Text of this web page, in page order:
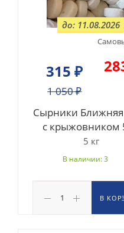
315 ₽
1 050₽
Сырники
с крыжовником
до: 11.08.2026
5 кг
В наличии: 3
В